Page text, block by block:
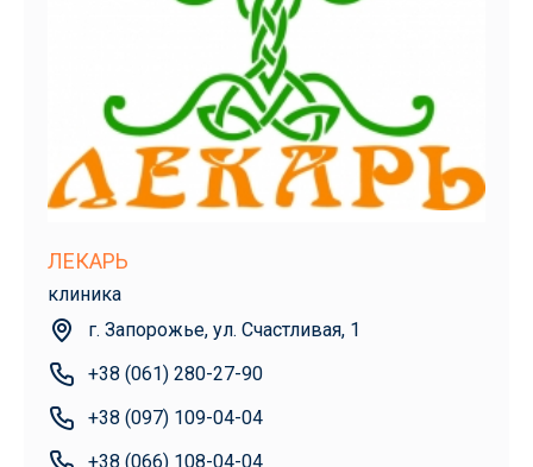
ЛЕКАРЬ
клиника
г. Запорожье, ул. Счастливая, 1
+38 (061) 280-27-90
+38 (097) 109-04-04
+38 (066) 108-04-04